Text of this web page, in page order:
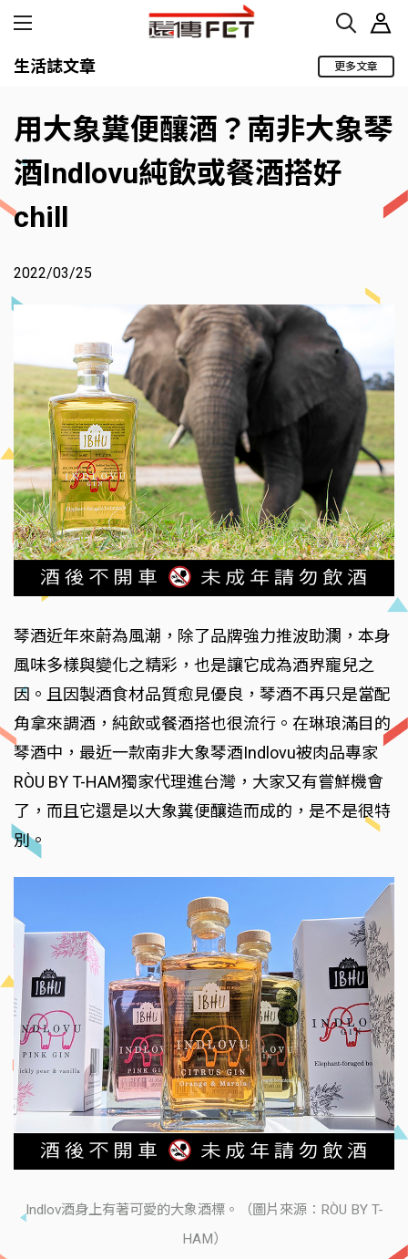
生活誌文章 更多文章
用大象糞便釀酒？南非大象琴
酒Indlovu純飲或餐酒搭好
chill
2022/03/25
琴酒近年來蔚為風潮，除了品牌強力推波助瀾，本身
風味多樣與變化之精彩，也是讓它成為酒界寵兒之
因。且因製酒食材品質愈見優良，琴酒不再只是當配
角拿來調酒，純飲或餐酒搭也很流行。在琳琅滿目的
琴酒中，最近一款南非大象琴酒Indlovu被肉品專家
RÒU BY T-HAM獨家代理進台灣，大家又有嘗鮮機會
了，而且它還是以大象糞便釀造而成的，是不是很特
別。
Indlov酒身上有著可愛的大象酒標。（圖片來源：RÒU BY T-
HAM）